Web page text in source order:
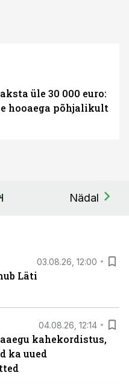
üle 30 000 euro:
hooaega põhjalikult
Nädal
03.08.26, 12:00
Läti
04.08.26, 12:14
kahekordistus,
ka uued